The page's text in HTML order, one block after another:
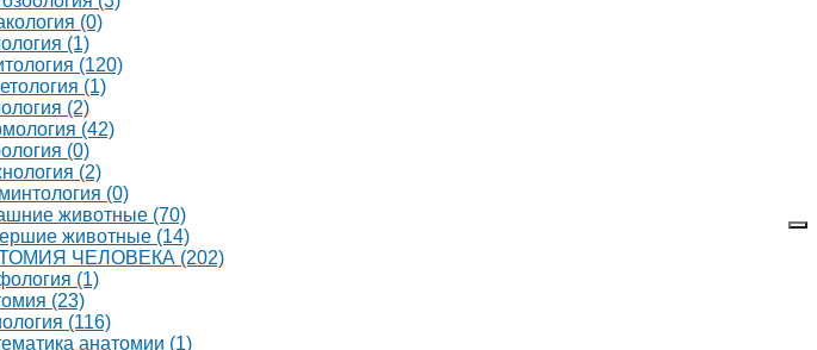
(0)
(1)
(120)
(1)
(2)
(42)
(0)
(2)
(0)
животные (70)
животные (14)
ЧЕЛОВЕКА (202)
(1)
(23)
(116)
анатомии (1)